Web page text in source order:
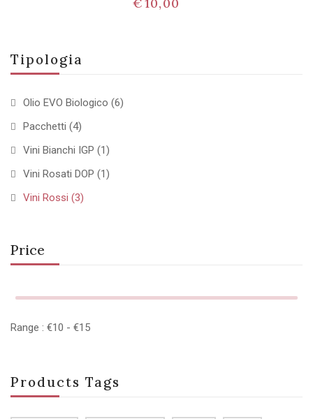
Tipologia
Olio EVO Biologico (6)
Pacchetti (4)
Vini Bianchi IGP (1)
Vini Rosati DOP (1)
Vini Rossi (3)
Price
Range : €10 - €15
Products Tags